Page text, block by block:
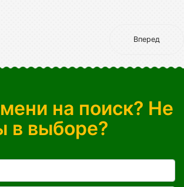
Вперед
на поиск? Не
в выборе?